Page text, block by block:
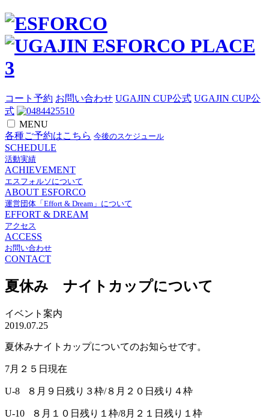
コート予約 お問い合わせ UGAJIN CUP公式 UGAJIN CUP公
式
MENU
各種ご予約はこちら 今後のスケジュール
SCHEDULE
活動実績
ACHIEVEMENT
エスフォルソについて
ABOUT ESFORCO
運営団体「Effort & Dream」について
EFFORT & DREAM
アクセス
ACCESS
お問い合わせ
CONTACT
夏休み ナイトカップについて
イベント案内
2019.07.25
夏休みナイトカップについてのお知らせです。
7月２５日現在
U-8 ８月９日残り３枠/８月２０日残り４枠
U-10 ８月１０日残り１枠/8月２１日残り１枠